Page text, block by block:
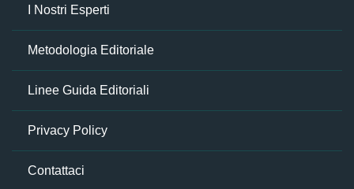
I Nostri Esperti
Metodologia Editoriale
Linee Guida Editoriali
Privacy Policy
Contattaci